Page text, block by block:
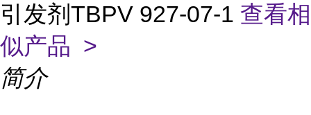
引发剂TBPV 927-07-1 查看相
似产品 >
简介